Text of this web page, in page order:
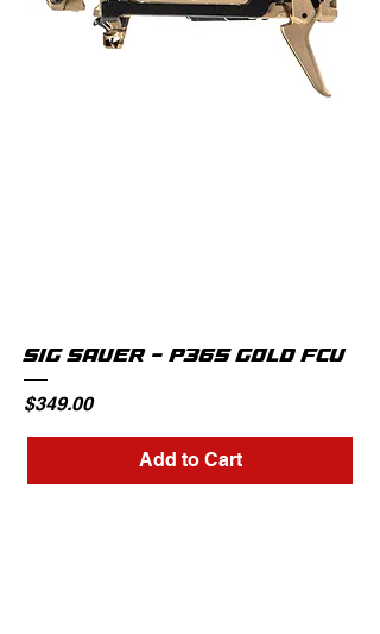
SIG SAUER - P365 GOLD FCU
Price
$349.00
Add to Cart